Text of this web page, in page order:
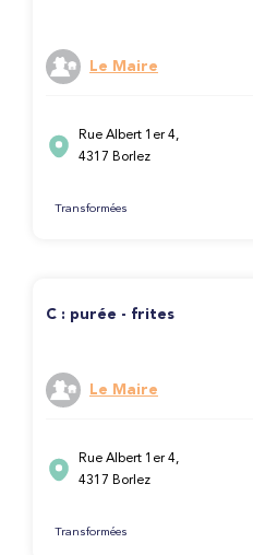
Le Maire
Rue Albert 1er 4,
4317 Borlez
Transformées
C : purée - frites
Le Maire
Rue Albert 1er 4,
4317 Borlez
Transformées